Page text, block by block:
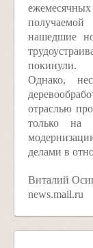
нашедшие
покинули.
Однако,
отраслью
только на
делами в
Виталий
news.mail.ru